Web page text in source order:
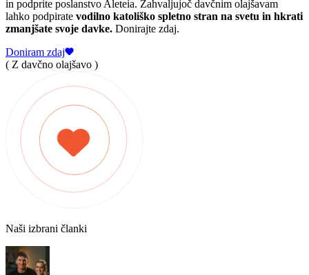
in podprite poslanstvo Aleteia. Zahvaljujoč davčnim olajšavam
lahko podpirate vodilno katoliško spletno stran na svetu in hkrati
zmanjšate svoje davke. Donirajte zdaj.
Doniram zdaj
( Z davčno olajšavo )
Naši izbrani članki